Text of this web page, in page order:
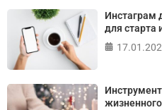
Тест: Как я
Онлайн тест на основе
Джулиана
Инстаграм
для старта